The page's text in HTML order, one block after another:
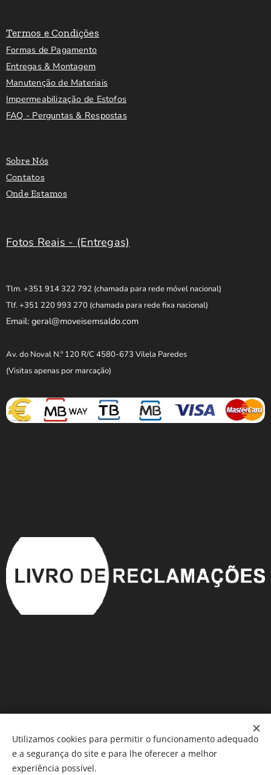
Termos e Condições
Formas de Pagamento
Entregas & Montagem
Manutenção de Materiais
Impermeabilização de Estofos
FAQ - Perguntas & Respostas
Sobre Nós
Contatos
Onde Estamos
Fotos Reais - (Entregas)
Tlm. +351 914 322 792 (chamada para rede móvel nacional)
Tlf. +351 220 993 270 (chamada para rede fixa nacional)
Email: geral@moveisemsaldo.com
Av. do Noval N.º 120 R/C 4580-673 Vilela Paredes
(Visitas apenas por marcação)
Móveis em Saldo ®️ Cookies
Utilizamos cookies para permitir o funcionamento adequado
e a segurança do site e para lhe oferecer a melhor
experiência possível.